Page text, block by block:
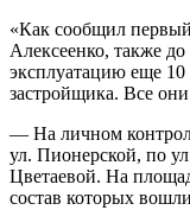
«Как сообщил
Алексеенко, также до
эксплуатацию еще 10
застройщика. Все
— На личном
ул. Пионерской, по
Цветаевой. На
состав которых